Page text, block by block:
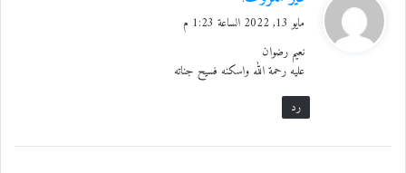
ل
مايو 13, 2022 الساعة 1:23 م
نعيم رضوان
عليه رحمة الله واسكنه فسيح جناته
رد